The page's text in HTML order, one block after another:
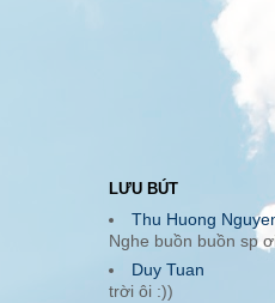
LƯU BÚT
Thu Huong
Nghe buồn buồn sp
Duy Tuan
trời ôi :))